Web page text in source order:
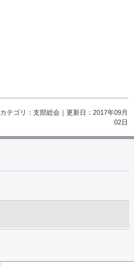
カテゴリ：支部総会｜更新日：2017年09月
02日